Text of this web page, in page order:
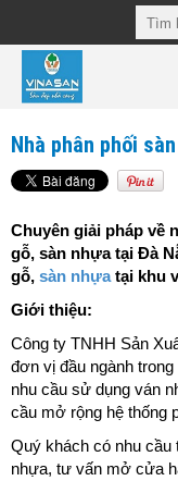
Nhà phân phối
Chuyên giải pháp về
gỗ, sàn nhựa tại Đà
gỗ, sàn nhựatại khu
Giới thiệu:
Công ty TNHH Sản
đơn vị đầu ngành
nhu cầu sử dụng ván
cầu mở rộng hệ thống
Quý khách có nhu
nhựa, tư vấn mở cửa